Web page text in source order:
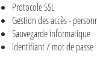
Protocole SSL
Gestion des accès -
Sauvegarde informatique
Identifiant / mot de passe